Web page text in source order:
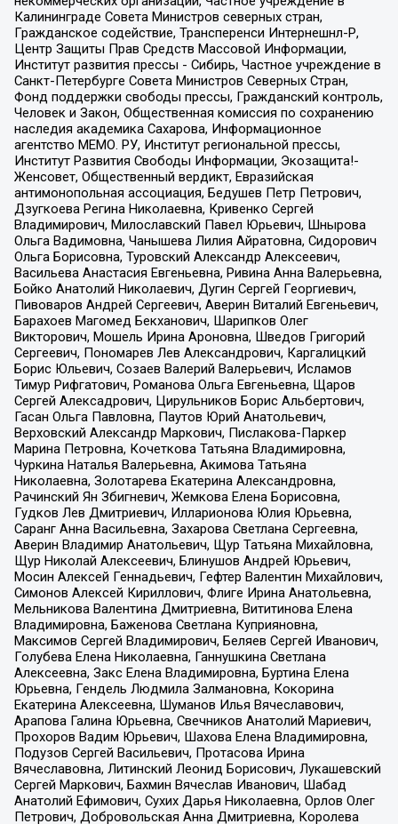
Калининграде Совета Министров северных стран,
Гражданское содействие, Трансперенси Интернешнл-Р,
Центр Защиты Прав Средств Массовой Информации,
Институт развития прессы - Сибирь, Частное учреждение в
Санкт-Петербурге Совета Министров Северных Стран,
Фонд поддержки свободы прессы, Гражданский контроль,
Человек и Закон, Общественная комиссия по сохранению
наследия академика Сахарова, Информационное
агентство МЕМО. РУ, Институт региональной прессы,
Институт Развития Свободы Информации, Экозащита!-
Женсовет, Общественный вердикт, Евразийская
антимонопольная ассоциация, Бедушев Петр Петрович,
Дзугкоева Регина Николаевна, Кривенко Сергей
Владимирович, Милославский Павел Юрьевич, Шнырова
Ольга Вадимовна, Чанышева Лилия Айратовна, Сидорович
Ольга Борисовна, Туровский Александр Алексеевич,
Васильева Анастасия Евгеньевна, Ривина Анна Валерьевна,
Бойко Анатолий Николаевич, Дугин Сергей Георгиевич,
Пивоваров Андрей Сергеевич, Аверин Виталий Евгеньевич,
Барахоев Магомед Бекханович, Шарипков Олег
Викторович, Мошель Ирина Ароновна, Шведов Григорий
Сергеевич, Пономарев Лев Александрович, Каргалицкий
Борис Юльевич, Созаев Валерий Валерьевич, Исламов
Тимур Рифгатович, Романова Ольга Евгеньевна, Щаров
Сергей Алексадрович, Цирульников Борис Альбертович,
Гасан Ольга Павловна, Паутов Юрий Анатольевич,
Верховский Александр Маркович, Пислакова-Паркер
Марина Петровна, Кочеткова Татьяна Владимировна,
Чуркина Наталья Валерьевна, Акимова Татьяна
Николаевна, Золотарева Екатерина Александровна,
Рачинский Ян Збигневич, Жемкова Елена Борисовна,
Гудков Лев Дмитриевич, Илларионова Юлия Юрьевна,
Саранг Анна Васильевна, Захарова Светлана Сергеевна,
Аверин Владимир Анатольевич, Щур Татьяна Михайловна,
Щур Николай Алексеевич, Блинушов Андрей Юрьевич,
Мосин Алексей Геннадьевич, Гефтер Валентин Михайлович,
Симонов Алексей Кириллович, Флиге Ирина Анатольевна,
Мельникова Валентина Дмитриевна, Вититинова Елена
Владимировна, Баженова Светлана Куприяновна,
Максимов Сергей Владимирович, Беляев Сергей Иванович,
Голубева Елена Николаевна, Ганнушкина Светлана
Алексеевна, Закс Елена Владимировна, Буртина Елена
Юрьевна, Гендель Людмила Залмановна, Кокорина
Екатерина Алексеевна, Шуманов Илья Вячеславович,
Арапова Галина Юрьевна, Свечников Анатолий Мариевич,
Прохоров Вадим Юрьевич, Шахова Елена Владимировна,
Подузов Сергей Васильевич, Протасова Ирина
Вячеславовна, Литинский Леонид Борисович, Лукашевский
Сергей Маркович, Бахмин Вячеслав Иванович, Шабад
Анатолий Ефимович, Сухих Дарья Николаевна, Орлов Олег
Петрович, Добровольская Анна Дмитриевна, Королева